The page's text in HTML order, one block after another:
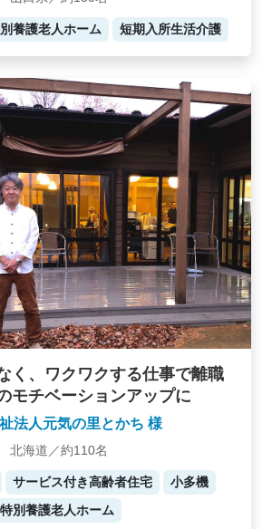
養護老人ホーム 短期入所生活介護
く、ワクワクする仕事で離職
モチベーションアップに
法人元気の里とかち 様
北海道／約110名
サービス付き高齢者住宅
小多機
特別養護老人ホーム